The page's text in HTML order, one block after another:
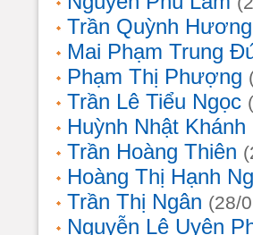
Trần Quỳnh Hương
Mai Phạm Trung
Phạm Thị Phượng
Trần Lê Tiểu Ngọc
Huỳnh Nhật Khánh
Trần Hoàng Thiên
Hoàng Thị Hạnh
Trần Thị Ngân (28/
Nguyễn Lê Uyên